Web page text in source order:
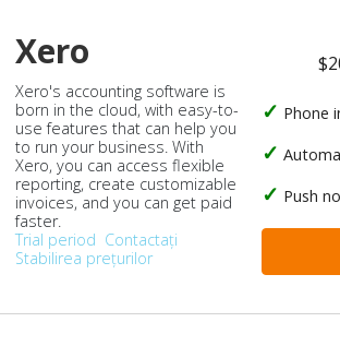
Xero
Xero's accounting software is
born in the cloud, with easy-to-
use features that can help you
to run your business. With
Xero, you can access flexible
reporting, create customizable
invoices, and you can get paid
faster.
Trial period Contactați
Stabilirea prețurilor
Phone
Push